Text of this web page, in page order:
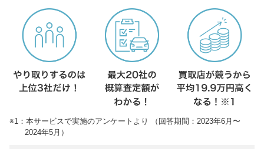
※1：本サービスで実施のアンケートより （回答期間：2023年6月〜
2024年5月）